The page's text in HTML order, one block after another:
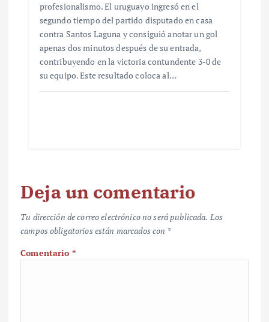
profesionalismo. El uruguayo ingresó en el
segundo tiempo del partido disputado en casa
contra Santos Laguna y consiguió anotar un gol
apenas dos minutos después de su entrada,
contribuyendo en la victoria contundente 3-0 de
su equipo. Este resultado coloca al…
Deja un comentario
Tu dirección de correo electrónico no será publicada. Los
campos obligatorios están marcados con *
Comentario *